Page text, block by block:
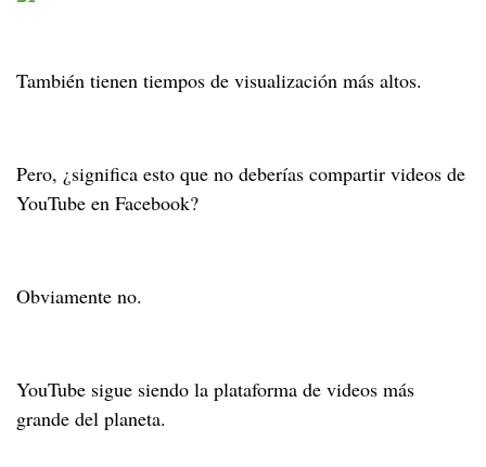
También tienen tiempos de visualización más altos.
Pero, ¿significa esto que no deberías compartir videos de
YouTube en Facebook?
Obviamente no.
YouTube sigue siendo la plataforma de videos más
grande del planeta.